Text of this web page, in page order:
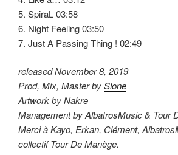
5. SpiraL 03:58
6. Night Feeling 03:50
7. Just A Passing Thing ! 02:49
released November 8, 2019
Prod, Mix, Master bySlone
Artwork by Nakre
Management by AlbatrosMusic & Tour
Merci à Kayo, Erkan, Clément,
collectif Tour De Manège.